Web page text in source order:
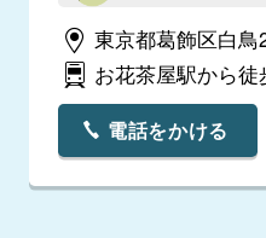
東京都葛飾区白鳥
お花茶屋駅から徒
電話をかける